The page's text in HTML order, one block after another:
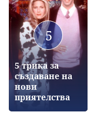
5
5 трика за
създаване на
нови
приятелства